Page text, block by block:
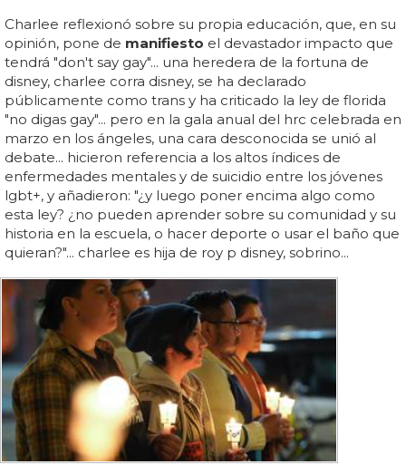
Charlee reflexionó sobre su propia educación, que, en su
opinión, pone de manifiesto el devastador impacto que
tendrá "don't say gay"... una heredera de la fortuna de
disney, charlee corra disney, se ha declarado
públicamente como trans y ha criticado la ley de florida
"no digas gay"... pero en la gala anual del hrc celebrada en
marzo en los ángeles, una cara desconocida se unió al
debate... hicieron referencia a los altos índices de
enfermedades mentales y de suicidio entre los jóvenes
lgbt+, y añadieron: "¿y luego poner encima algo como
esta ley? ¿no pueden aprender sobre su comunidad y su
historia en la escuela, o hacer deporte o usar el baño que
quieran?"... charlee es hija de roy p disney, sobrino...